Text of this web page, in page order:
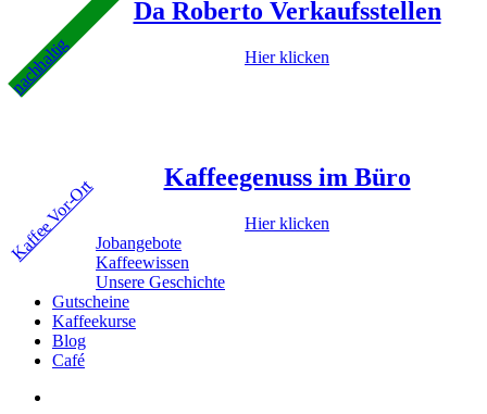
nachhaltig
Da Roberto Verkaufsstellen
Hier klicken
Kaffee Vor-Ort Kaffeegenuss im Büro
Hier klicken
Jobangebote
Kaffeewissen
Unsere Geschichte
Gutscheine
Kaffeekurse
Blog
Café